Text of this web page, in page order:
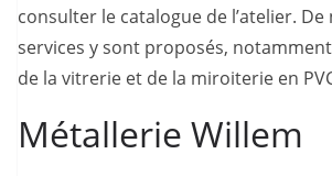
consulter le catalogue de l’atelier.
services y sont proposés,
de la vitrerie et de la miroiterie en
Métallerie Willem